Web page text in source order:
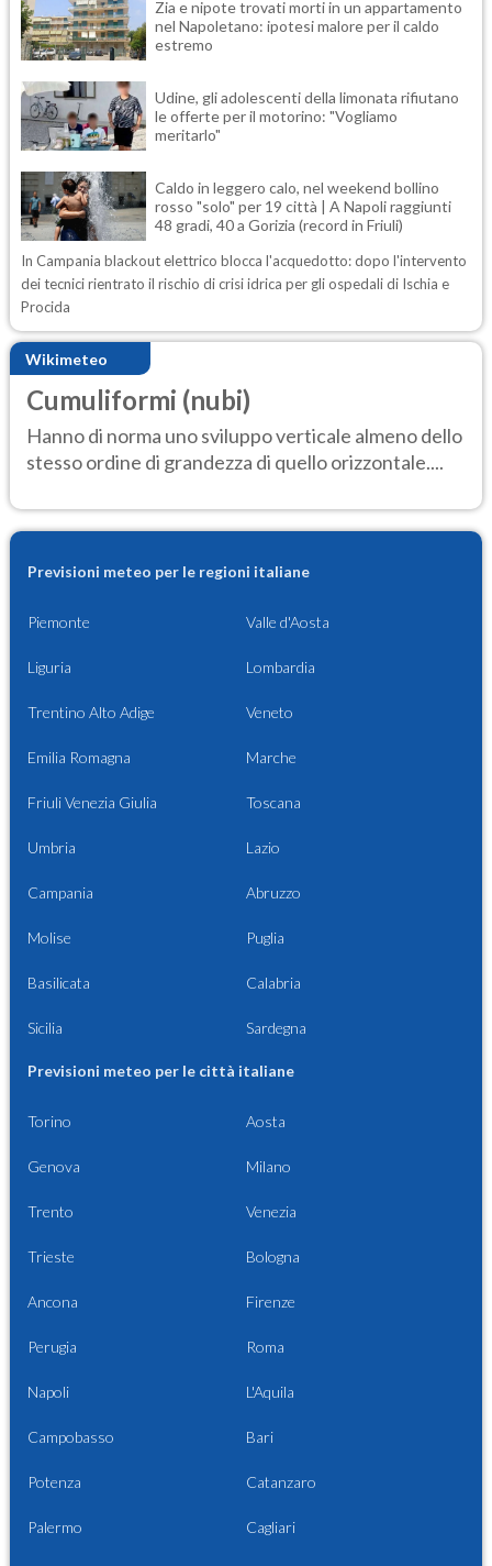
Zia e nipote trovati morti in un appartamento
nel Napoletano: ipotesi malore per il caldo
estremo
Udine, gli adolescenti della limonata rifiutano
le offerte per il motorino: "Vogliamo
meritarlo"
Caldo in leggero calo, nel weekend bollino
rosso "solo" per 19 città | A Napoli raggiunti
48 gradi, 40 a Gorizia (record in Friuli)
In Campania blackout elettrico blocca l'acquedotto: dopo l'intervento
dei tecnici rientrato il rischio di crisi idrica per gli ospedali di Ischia e
Procida
Wikimeteo
Cumuliformi (nubi)
Hanno di norma uno sviluppo verticale almeno dello
stesso ordine di grandezza di quello orizzontale....
Previsioni meteo per le regioni italiane
Piemonte Valle d'Aosta
Liguria Lombardia
Trentino Alto Adige Veneto
Emilia Romagna Marche
Friuli Venezia Giulia Toscana
Umbria Lazio
Campania Abruzzo
Molise Puglia
Basilicata Calabria
Sicilia Sardegna
Previsioni meteo per le città italiane
Torino Aosta
Genova Milano
Trento Venezia
Trieste Bologna
Ancona Firenze
Perugia Roma
Napoli L'Aquila
Campobasso Bari
Potenza Catanzaro
Palermo Cagliari